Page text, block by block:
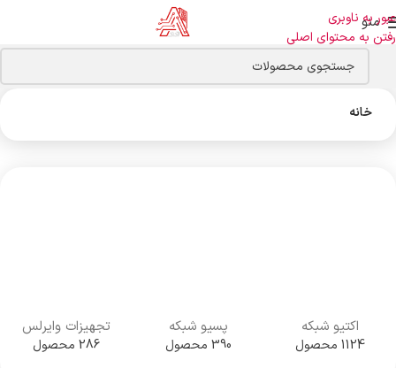
عبور به ناوبری
رفتن به محتوای اصلی
منو
خانه
اکتیو شبکه
1124 محصول
پسیو شبکه
390 محصول
تجهیزات وایرلس
286 محصول